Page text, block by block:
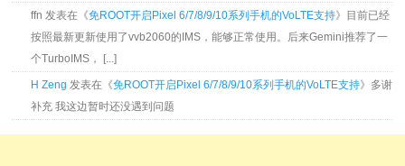
ffn 发表在《免ROOT开启Pixel 6/7/8/9/10系列手机的VoLTE支持》目前已经
按照最新更新使用了vvb2060的IMS，能够正常使用。后来Gemini推荐了一
个TurboIMS， [...]
H Zeng 发表在《免ROOT开启Pixel 6/7/8/9/10系列手机的VoLTE支持》多谢
补充 我这边暂时还没遇到问题